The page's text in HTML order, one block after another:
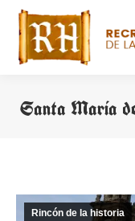
Santa María
Rincón de la historia